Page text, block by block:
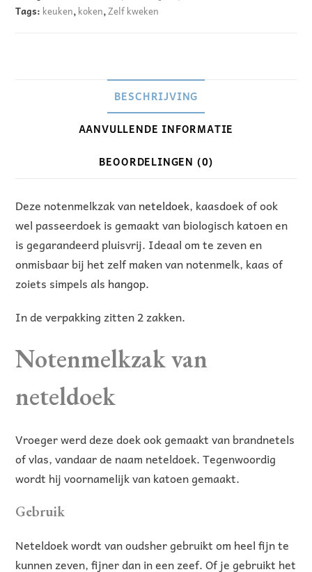
e
Tags: keuken,koken,Zelf kweken
BESCHRIJVING
AANVULLENDE INFORMATIE
BEOORDELINGEN (0)
Deze notenmelkzak vanneteldoek, kaasdoek of ook
wel passeerdoek is gemaakt van biologisch katoen en
is gegarandeerd pluisvrij. Ideaal om te zeven en
onmisbaar bij het zelf maken van notenmelk, kaas of
zoiets simpels als hangop.
In de verpakking zitten 2 zakken.
Notenmelkzak van
neteldoek
Vroeger werd deze doek ook gemaakt van brandnetels
of vlas, vandaar de naam neteldoek. Tegenwoordig
wordt hij voornamelijk van katoen gemaakt.
Gebruik
Neteldoek wordt van oudsher gebruikt om heel fijn te
kunnen zeven, fijner dan in een zeef. Of je gebruikt het